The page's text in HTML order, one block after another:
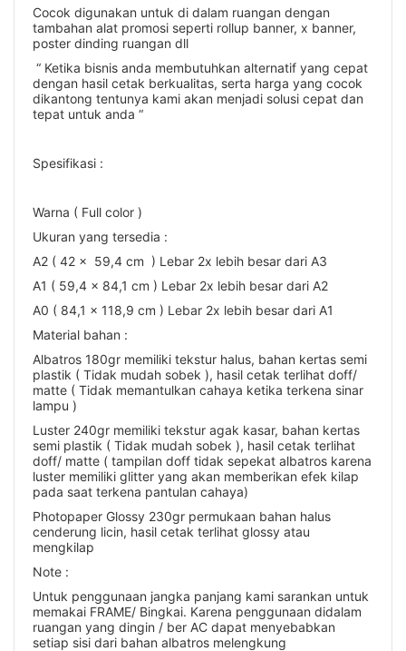
Cocok digunakan untuk di dalam ruangan dengan
tambahan alat promosi seperti rollup banner, x banner,
poster dinding ruangan dll
“ Ketika bisnis anda membutuhkan alternatif yang cepat
dengan hasil cetak berkualitas, serta harga yang cocok
dikantong tentunya kami akan menjadi solusi cepat dan
tepat untuk anda “
Spesifikasi :
Warna ( Full color )
Ukuran yang tersedia :
A2 ( 42 x 59,4 cm ) Lebar 2x lebih besar dari A3
A1 ( 59,4 x 84,1 cm ) Lebar 2x lebih besar dari A2
A0 ( 84,1 x 118,9 cm ) Lebar 2x lebih besar dari A1
Material bahan :
Albatros 180gr memiliki tekstur halus, bahan kertas semi
plastik ( Tidak mudah sobek ), hasil cetak terlihat doff/
matte ( Tidak memantulkan cahaya ketika terkena sinar
lampu )
Luster 240gr memiliki tekstur agak kasar, bahan kertas
semi plastik ( Tidak mudah sobek ), hasil cetak terlihat
doff/ matte ( tampilan doff tidak sepekat albatros karena
luster memiliki glitter yang akan memberikan efek kilap
pada saat terkena pantulan cahaya)
Photopaper Glossy 230gr permukaan bahan halus
cenderung licin, hasil cetak terlihat glossy atau
mengkilap
Note :
Untuk penggunaan jangka panjang kami sarankan untuk
memakai FRAME/ Bingkai. Karena penggunaan didalam
ruangan yang dingin / ber AC dapat menyebabkan
setiap sisi dari bahan albatros melengkung